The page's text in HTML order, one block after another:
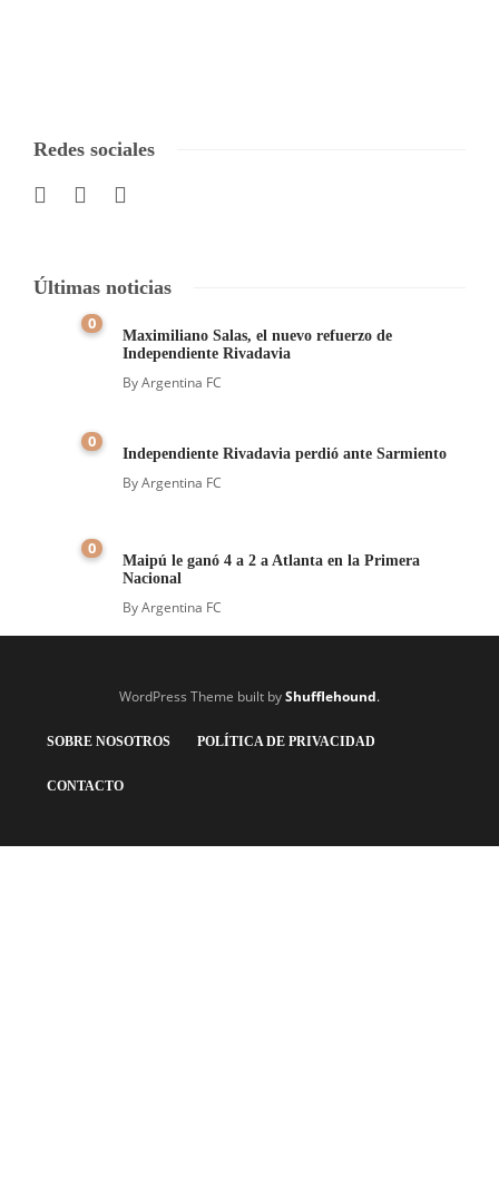
Redes sociales
Últimas noticias
0
Maximiliano Salas, el nuevo refuerzo de
Independiente Rivadavia
ByArgentina FC
0
Independiente Rivadavia perdió ante Sarmiento
ByArgentina FC
0
Maipú le ganó 4 a 2 a Atlanta en la Primera
Nacional
ByArgentina FC
WordPress Theme built byShufflehound.
SOBRE NOSOTROS POLÍTICA DE PRIVACIDAD
CONTACTO